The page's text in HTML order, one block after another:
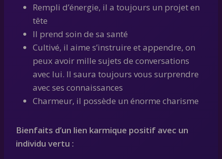
Rempli d’énergie, il a toujours un projet en
tête
Il prend soin de sa santé
Cultivé, il aime s’instruire et appendre, on
peux avoir mille sujets de conversations
avec lui. Il saura toujours vous surprendre
avec ses connaissances
Charmeur, il possède un énorme charisme
Bienfaits d’un lien karmique positif avec un
individu vertu :